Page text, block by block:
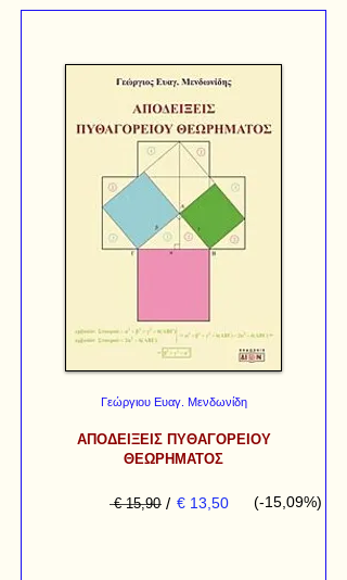
Γεώργιου Ευαγ. Μενδωνίδη
ΑΠΟΔΕΙΞΕΙΣ ΠΥΘΑΓΟΡΕΙΟΥ
ΘΕΩΡΗΜΑΤΟΣ
€ 15,90 / € 13,50 (-15,09%)